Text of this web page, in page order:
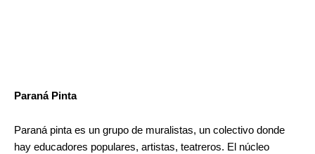
Paraná Pinta
Paraná pinta es un grupo de muralistas, un colectivo donde
hay educadores populares, artistas, teatreros. El núcleo